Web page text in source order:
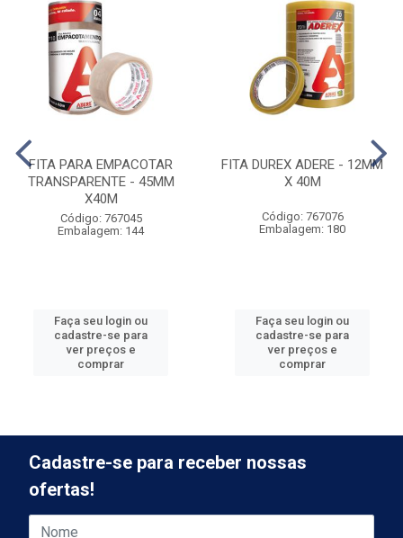
FITA PARA EMPACOTAR
TRANSPARENTE - 45MM
X40M
Código: 767045
Embalagem: 144
Faça seu login ou
cadastre-se para
ver preços e
comprar
FITA DUREX ADERE - 12MM
X 40M
Código: 767076
Embalagem: 180
Faça seu login ou
cadastre-se para
ver preços e
comprar
Cadastre-se para receber nossas
ofertas!